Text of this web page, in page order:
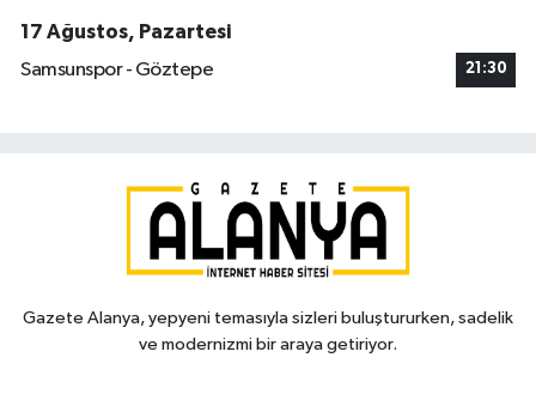
17 Ağustos, Pazartesi
Samsunspor - Göztepe
21:30
Gazete Alanya, yepyeni temasıyla sizleri buluştururken, sadelik
ve modernizmi bir araya getiriyor.